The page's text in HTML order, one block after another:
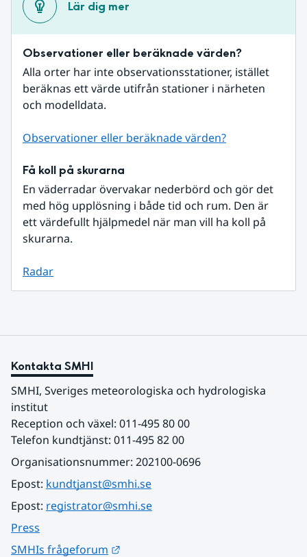
Lär dig mer
Observationer eller beräknade värden?
Alla orter har inte observationsstationer, istället
beräknas ett värde utifrån stationer i närheten
och modelldata.
Observationer eller beräknade värden?
Få koll på skurarna
En väderradar övervakar nederbörd och gör det
med hög upplösning i både tid och rum. Den är
ett värdefullt hjälpmedel när man vill ha koll på
skurarna.
Radar
Kontakta SMHI
SMHI, Sveriges meteorologiska och hydrologiska
institut
Reception och växel: 011-495 80 00
Telefon kundtjänst: 011-495 82 00
Organisationsnummer: 202100-0696
Epost: kundtjanst@smhi.se
Epost: registrator@smhi.se
Press
SMHIs frågeforum